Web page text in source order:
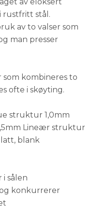
av eloksert
rustfritt stål.
av to valser som
man presser
som kombineres to
ofte i skøyting.
struktur 1,0mm
Lineær struktur
blank
sålen
konkurrerer